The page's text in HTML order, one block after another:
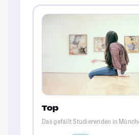
Top
Das gefällt Studierenden in